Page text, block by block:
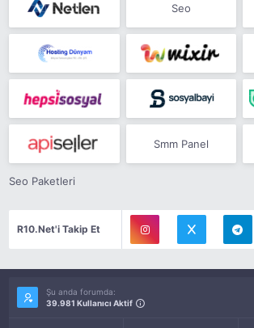
Seo
Smm Panel
Seo Paketleri
R10.Net'i Takip Et
Şu anda forumda:
39.981 Kullanıcı Aktif